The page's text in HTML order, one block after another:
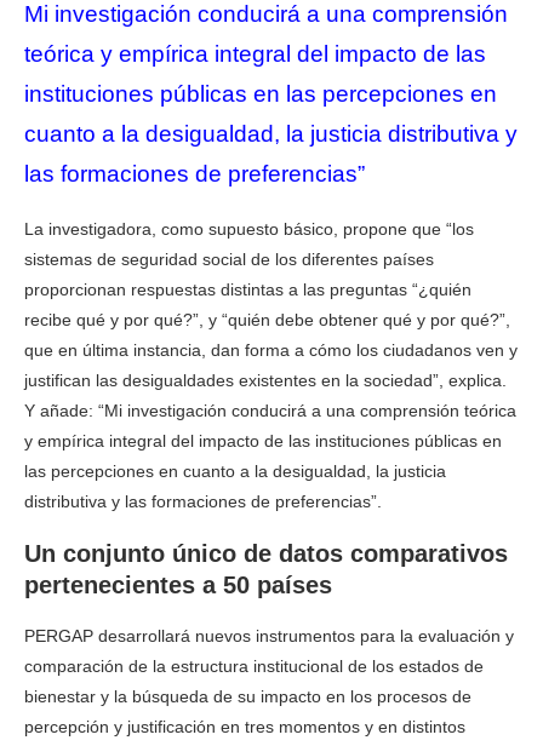
Mi investigación conducirá a una comprensión
teórica y empírica integral del impacto de las
instituciones públicas en las percepciones en
cuanto a la desigualdad, la justicia distributiva y
las formaciones de preferencias”
La investigadora, como supuesto básico, propone que “los
sistemas de seguridad social de los diferentes países
proporcionan respuestas distintas a las preguntas “¿quién
recibe qué y por qué?”, y “quién debe obtener qué y por qué?”,
que en última instancia, dan forma a cómo los ciudadanos ven y
justifican las desigualdades existentes en la sociedad”, explica.
Y añade: “Mi investigación conducirá a una comprensión teórica
y empírica integral del impacto de las instituciones públicas en
las percepciones en cuanto a la desigualdad, la justicia
distributiva y las formaciones de preferencias”.
Un conjunto único de datos comparativos
pertenecientes a 50 países
PERGAP desarrollará nuevos instrumentos para la evaluación y
comparación de la estructura institucional de los estados de
bienestar y la búsqueda de su impacto en los procesos de
percepción y justificación en tres momentos y en distintos